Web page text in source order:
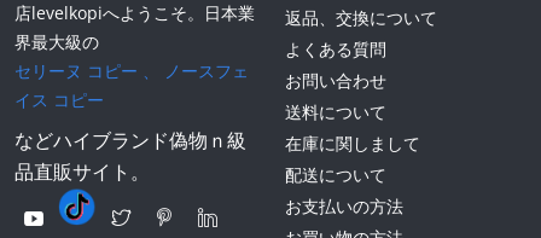
店levelkopiへようこそ。日本業
界最大級の
セリーヌ コピー 、
ノースフェ
イス コピー
などハイブランド偽物ｎ級
品直販サイト。
返品、交換について
よくある質問
お問い合わせ
送料について
在庫に関しまして
配送について
お支払いの方法